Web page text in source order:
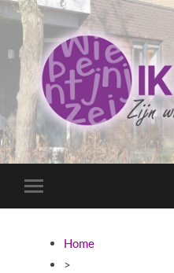
Toggle
mobiel
Home
>